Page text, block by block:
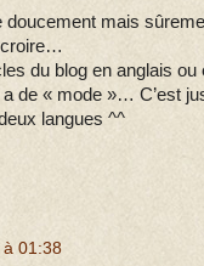
doucement mais
croire…
du blog en anglais
a de « mode »… C’est
langues ^^
01:38